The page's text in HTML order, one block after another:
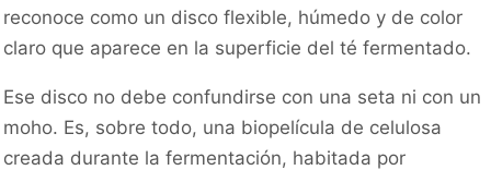
reconoce como un disco flexible, húmedo y de color
claro que aparece en la superficie del té fermentado.
Ese disco no debe confundirse con una seta ni con un
moho. Es, sobre todo, una biopelícula de celulosa
creada durante la fermentación, habitada por